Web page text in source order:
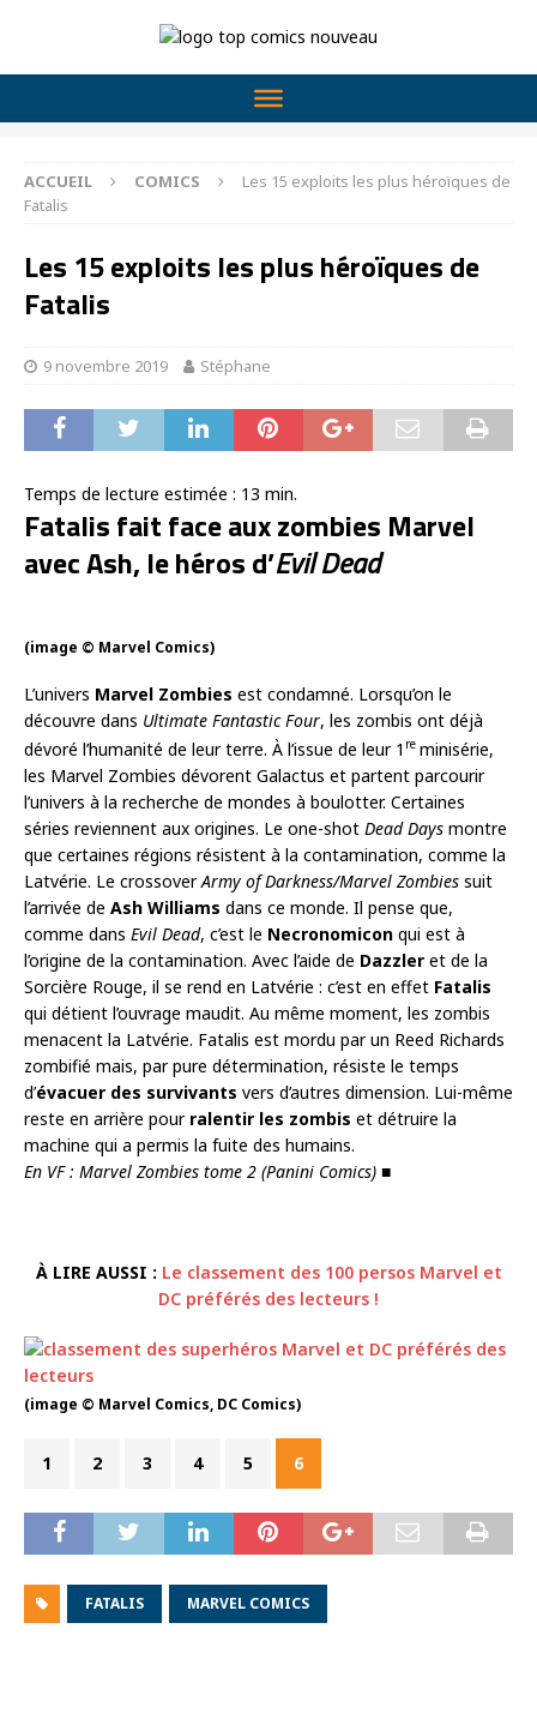
ACCUEIL COMICS
Les 15 exploits les plus héroïques de
Fatalis
Les 15 exploits les plus héroïques de
Fatalis
9 novembre 2019 Stéphane
Temps de lecture estimée : 13 min.
Fatalis fait face aux zombies Marvel
avec Ash, le héros d’Evil Dead
(image © Marvel Comics)
L’univers Marvel Zombies est condamné. Lorsqu’on le
découvre dans Ultimate Fantastic Four, les zombis ont déjà
dévoré l’humanité de leur terre. À l’issue de leur 1 re minisérie,
les Marvel Zombies dévorent Galactus et partent parcourir
l’univers à la recherche de mondes à boulotter. Certaines
séries reviennent aux origines. Le one-shot Dead Days montre
que certaines régions résistent à la contamination, comme la
Latvérie. Le crossoverArmy of Darkness/Marvel Zombies suit
l’arrivée de Ash Williams dans ce monde. Il pense que,
comme dans Evil Dead, c’est le Necronomicon qui est à
l’origine de la contamination. Avec l’aide de Dazzler et de la
Sorcière Rouge, il se rend en Latvérie : c’est en effet Fatalis
qui détient l’ouvrage maudit. Au même moment, les zombis
menacent la Latvérie. Fatalis est mordu par un Reed Richards
zombifié mais, par pure détermination, résiste le temps
d’évacuer des survivants vers d’autres dimension. Lui-même
reste en arrière pour ralentir les zombis et détruire la
machine qui a permis la fuite des humains.
En VF : Marvel Zombies tome 2 (Panini Comics) ■
À LIRE AUSSI : Le classement des 100 persos Marvel et
DC préférés des lecteurs !
(image © Marvel Comics, DC Comics)
1 2 3 4 5 6
FATALIS MARVEL COMICS